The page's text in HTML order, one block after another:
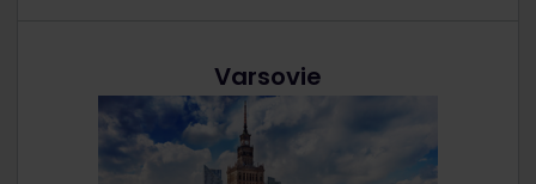
Varsovie